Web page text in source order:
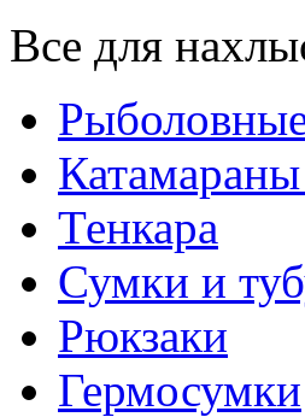
Все для
Тенкара
Сумки и
Рюкзаки
Гермосумки